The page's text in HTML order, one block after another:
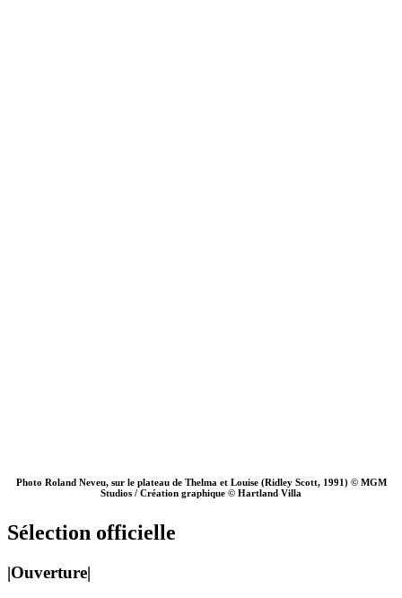
Photo Roland Neveu, sur le plateau de Thelma et Louise (Ridley Scott, 1991) © MGM
Studios / Création graphique © Hartland Villa
Sélection officielle
|Ouverture|